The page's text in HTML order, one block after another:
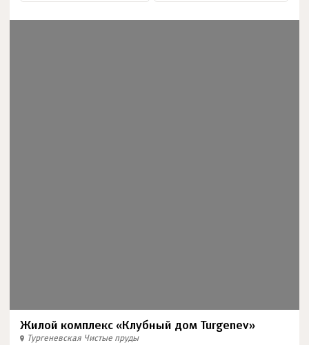
Жилой комплекс «Клубный дом Turgenev»
Тургеневская Чистые пруды